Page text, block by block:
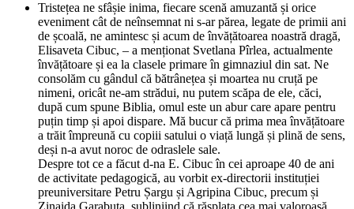
Tristețea ne sfâșie inima, fiecare scenă amuzantă și orice
eveniment cât de neînsemnat ni s-ar părea, legate de primii ani
de școală, ne amintesc și acum de învățătoarea noastră dragă,
Elisaveta Cibuc, – a menționat Svetlana Pîrlea, actualmente
învățătoare și ea la clasele primare în gimnaziul din sat. Ne
consolăm cu gândul că bătrânețea și moartea nu cruță pe
nimeni, oricât ne-am strădui, nu putem scăpa de ele, căci,
după cum spune Biblia, omul este un abur care apare pentru
puțin timp și apoi dispare. Mă bucur că prima mea învățătoare
a trăit împreună cu copiii satului o viață lungă și plină de sens,
deși n-a avut noroc de odraslele sale.
Despre tot ce a făcut d-na E. Cibuc în cei aproape 40 de ani
de activitate pedagogică, au vorbit ex-directorii instituției
preuniversitare Petru Șargu și Agripina Cibuc, precum și